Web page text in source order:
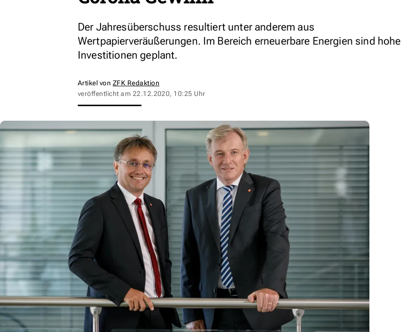
Der Jahresüberschuss resultiert unter anderem aus
Wertpapierveräußerungen. Im Bereich erneuerbare Energien sind hohe
Investitionen geplant.
Artikel von ZFK Redaktion
veröffentlicht am 22.12.2020, 10:25 Uhr